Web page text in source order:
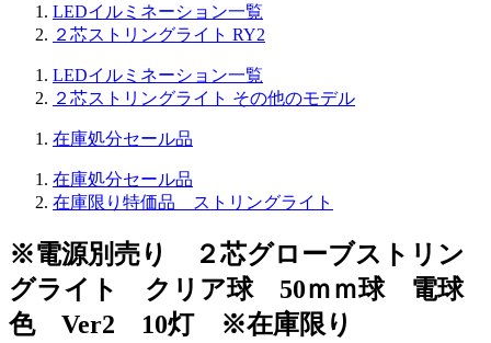
LEDイルミネーション一覧
２芯ストリングライト RY2
LEDイルミネーション一覧
２芯ストリングライト その他のモデル
在庫処分セール品
在庫処分セール品
在庫限り特価品 ストリングライト
※電源別売り ２芯グローブストリン
グライト クリア球 50ｍｍ球 電球
色 Ver2 10灯 ※在庫限り